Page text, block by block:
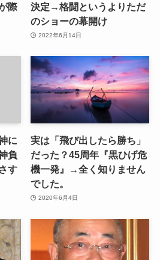
際
決定→格闘というよりただ
のショーの幕開け
2022年6月14日
に
負
す
実は「飛び出したら勝ち」
だった？45周年『黒ひげ危
機一発』→全く知りません
でした。
2020年6月4日